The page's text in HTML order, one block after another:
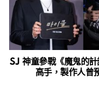
SJ 神童參戰《魔鬼的
高手，製作人曾